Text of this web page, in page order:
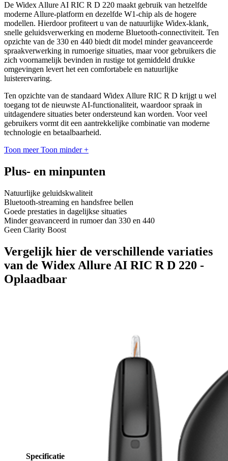
De Widex Allure AI RIC R D 220 maakt gebruik van hetzelfde
moderne Allure-platform en dezelfde W1-chip als de hogere
modellen. Hierdoor profiteert u van de natuurlijke Widex-klank,
snelle geluidsverwerking en moderne Bluetooth-connectiviteit. Ten
opzichte van de 330 en 440 biedt dit model minder geavanceerde
spraakverwerking in rumoerige situaties, maar voor gebruikers die
zich voornamelijk bevinden in rustige tot gemiddeld drukke
omgevingen levert het een comfortabele en natuurlijke
luisterervaring.
Ten opzichte van de standaard Widex Allure RIC R D krijgt u wel
toegang tot de nieuwste AI-functionaliteit, waardoor spraak in
uitdagendere situaties beter ondersteund kan worden. Voor veel
gebruikers vormt dit een aantrekkelijke combinatie van moderne
technologie en betaalbaarheid.
Toon meer Toon minder +
Plus- en minpunten
Natuurlijke geluidskwaliteit
Bluetooth-streaming en handsfree bellen
Goede prestaties in dagelijkse situaties
Minder geavanceerd in rumoer dan 330 en 440
Geen Clarity Boost
Vergelijk hier de verschillende variaties
van de Widex Allure AI RIC R D 220 -
Oplaadbaar
Specificatie